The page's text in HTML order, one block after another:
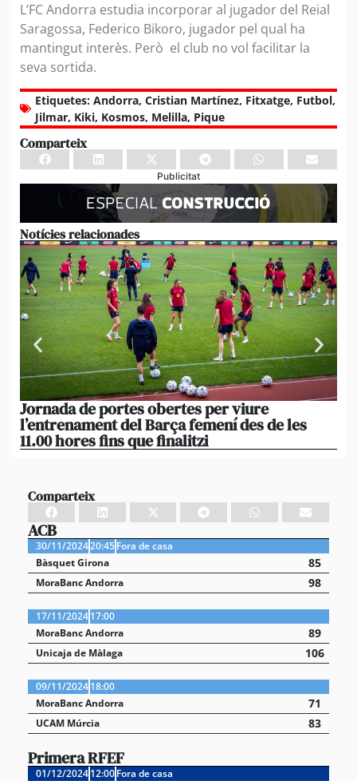
L’FC Andorra estudia incorporar al jugador del Reial
Saragossa, Federico Bikoro, jugador pel qual ha
mantingut interès. Però el club no vol facilitar la
seva sortida.
Etiquetes: Andorra, Cristian Martínez, Fitxatge, Futbol,
Jilmar, Kiki, Kosmos, Melilla, Pique
Comparteix
Publicitat
Notícies relacionades
Jornada de portes obertes per viure
l’entrenament del Barça femení des de les
11.00 hores fins que finalitzi
Comparteix
ACB
30/11/202420:45Fora de casa
Bàsquet Girona
85
MoraBanc Andorra 98
17/11/202417:00
MoraBanc Andorra
89
Unicaja de Màlaga 106
09/11/202418:00
MoraBanc Andorra
71
UCAM Múrcia 83
Primera RFEF
01/12/202412:00Fora de casa